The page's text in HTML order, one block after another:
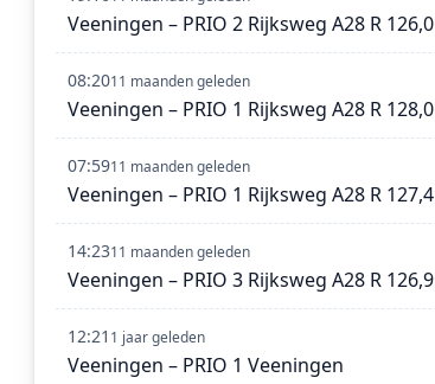
Veeningen – PRIO 2 Rijksweg A28 R 126,0
08:2011 maanden geleden
Veeningen – PRIO 1 Rijksweg A28 R 128,0
07:5911 maanden geleden
Veeningen – PRIO 1 Rijksweg A28 R 127,4
14:2311 maanden geleden
Veeningen – PRIO 3 Rijksweg A28 R 126,9
12:21 1 jaar geleden
Veeningen – PRIO 1 Veeningen